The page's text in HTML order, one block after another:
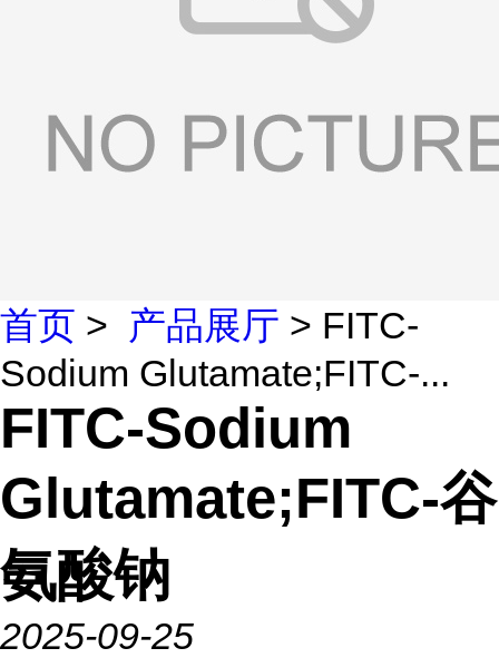
首页 > 产品展厅 > FITC-
Sodium Glutamate;FITC-...
FITC-Sodium
Glutamate;FITC-谷
氨酸钠
2025-09-25